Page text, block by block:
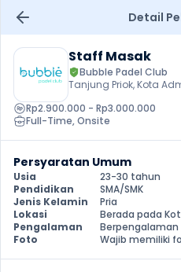
Detail
Staff Masak
Bubble Padel Club
Tanjung Priok, Kota
Rp2.900.000 - Rp3.000.000
Full-Time, Onsite
Persyaratan Umum
Usia
23-30 tahun
Pendidikan
SMA/SMK
Jenis Kelamin
Pria
Lokasi
Berada pada
Pengalaman
Berpengalaman
Foto
Wajib memiliki